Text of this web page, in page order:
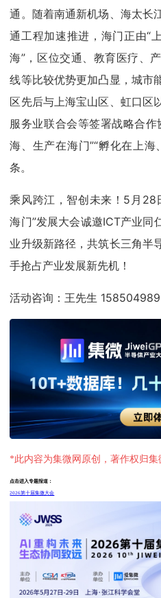
通。随着南通新机场、海太长
通工程加速推进，海门正由“
海”，区位交通、教育医疗、
线等比较优势更加凸显，城市
区先后与上海宝山区、虹口区
服务业联合会等签署战略合
海、生产在海门”“孵化在上
条。
乘风跨江，智创未来！5月28
海门”发展大会诚邀ICT产业同
业升级新路径，共筑长三角半
手抢占产业发展新先机！
活动咨询：王先生
*此内容为集微网原创，著作权归
点击进入专题报道：
2026第十届集微大会